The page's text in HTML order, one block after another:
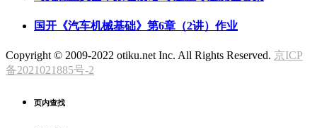
国开《汽车机械基础》第6章（2讲）作业
Copyright © 2009-2022 otiku.net Inc. All Rights Reserved. 京ICP
备2021021885号-2
页内查找